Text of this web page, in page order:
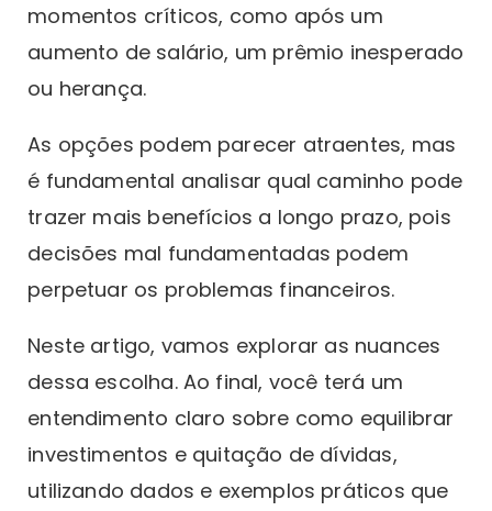
momentos críticos, como após um
aumento de salário, um prêmio inesperado
ou herança.
As opções podem parecer atraentes, mas
é fundamental analisar qual caminho pode
trazer mais benefícios a longo prazo, pois
decisões mal fundamentadas podem
perpetuar os problemas financeiros.
Neste artigo, vamos explorar as nuances
dessa escolha. Ao final, você terá um
entendimento claro sobre como equilibrar
investimentos e quitação de dívidas,
utilizando dados e exemplos práticos que